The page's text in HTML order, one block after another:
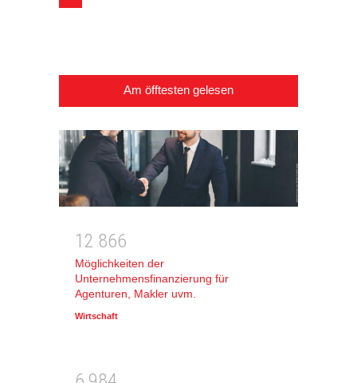
Am öfftesten gelesen
1 2 866
Möglichkeiten der
Unternehmensfinanzierung für
Agenturen, Makler uvm.
Wirtschaft